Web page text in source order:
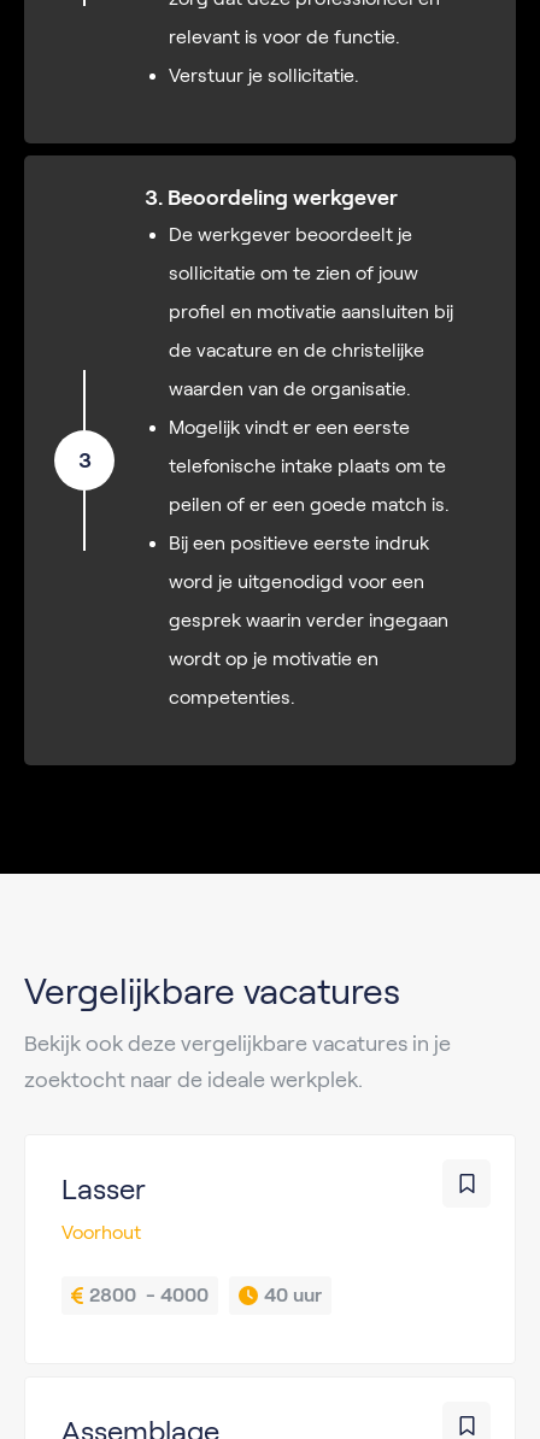
relevant is voor de functie.
Verstuur je sollicitatie.
3
3. Beoordeling werkgever
De werkgever beoordeelt je
sollicitatie om te zien of jouw
profiel en motivatie aansluiten bij
de vacature en de christelijke
waarden van de organisatie.
Mogelijk vindt er een eerste
telefonische intake plaats om te
peilen of er een goede match is.
Bij een positieve eerste indruk
word je uitgenodigd voor een
gesprek waarin verder ingegaan
wordt op je motivatie en
competenties.
Vergelijkbare vacatures
Bekijk ook deze vergelijkbare vacatures in je
zoektocht naar de ideale werkplek.
Lasser
Voorhout
2800  - 4000 40 uur
Assemblage